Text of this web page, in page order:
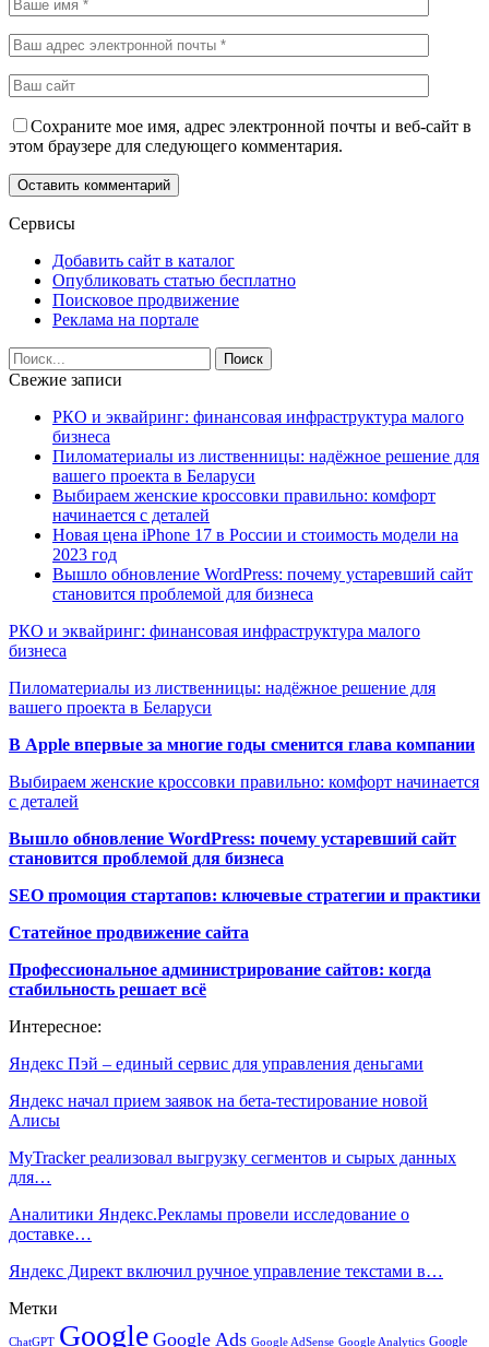
Сохраните мое имя, адрес электронной почты и веб-сайт в
этом браузере для следующего комментария.
Сервисы
Добавить сайт в каталог
Опубликовать статью бесплатно
Поисковое продвижение
Реклама на портале
Свежие записи
РКО и эквайринг: финансовая инфраструктура малого
бизнеса
Пиломатериалы из лиственницы: надёжное решение для
вашего проекта в Беларуси
Выбираем женские кроссовки правильно: комфорт
начинается с деталей
Новая цена iPhone 17 в России и стоимость модели на
2023 год
Вышло обновление WordPress: почему устаревший сайт
становится проблемой для бизнеса
РКО и эквайринг: финансовая инфраструктура малого
бизнеса
Пиломатериалы из лиственницы: надёжное решение для
вашего проекта в Беларуси
В Apple впервые за многие годы сменится глава компании
Выбираем женские кроссовки правильно: комфорт начинается
с деталей
Вышло обновление WordPress: почему устаревший сайт
становится проблемой для бизнеса
SEO промоция стартапов: ключевые стратегии и практики
Статейное продвижение сайта
Профессиональное администрирование сайтов: когда
стабильность решает всё
Интересное:
Яндекс Пэй – единый сервис для управления деньгами
Яндекс начал прием заявок на бета-тестирование новой
Алисы
MyTracker реализовал выгрузку сегментов и сырых данных
для…
Аналитики Яндекс.Рекламы провели исследование о
доставке…
Яндекс Директ включил ручное управление текстами в…
Метки
ChatGPT Google Google Ads Google AdSense Google Analytics Google